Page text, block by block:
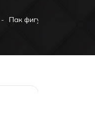
- Пак фигурок Funko